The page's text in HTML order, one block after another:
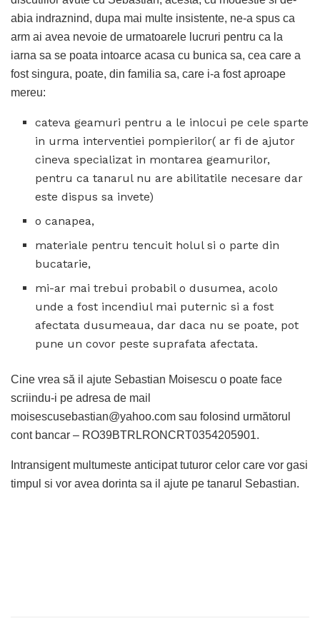
abia indraznind, dupa mai multe insistente, ne-a spus ca
arm ai avea nevoie de urmatoarele lucruri pentru ca la
iarna sa se poata intoarce acasa cu bunica sa, cea care a
fost singura, poate, din familia sa, care i-a fost aproape
mereu:
cateva geamuri pentru a le inlocui pe cele sparte
in urma interventiei pompierilor( ar fi de ajutor
cineva specializat in montarea geamurilor,
pentru ca tanarul nu are abilitatile necesare dar
este dispus sa invete)
o canapea,
materiale pentru tencuit holul si o parte din
bucatarie,
mi-ar mai trebui probabil o dusumea, acolo
unde a fost incendiul mai puternic si a fost
afectata dusumeaua, dar daca nu se poate, pot
pune un covor peste suprafata afectata.
Cine vrea să il ajute Sebastian Moisescu o poate face
scriindu-i pe adresa de mail
moisescusebastian@yahoo.com sau folosind următorul
cont bancar – RO39BTRLRONCRT0354205901.
Intransigent multumeste anticipat tuturor celor care vor gasi
timpul si vor avea dorinta sa il ajute pe tanarul Sebastian.